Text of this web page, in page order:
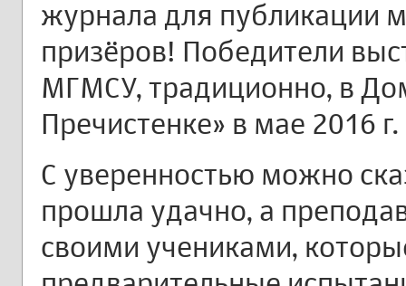
журнала для публикации
призёров! Победители
МГМСУ, традиционно, в
Пречистенке» в мае 2016 г.
С уверенностью можно
прошла удачно, а
своими учениками,